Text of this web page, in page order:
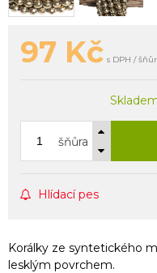
97 Kč s DPH /
šňůra
Hlídací pes
Korálky ze syntetického
lesklým povrchem.